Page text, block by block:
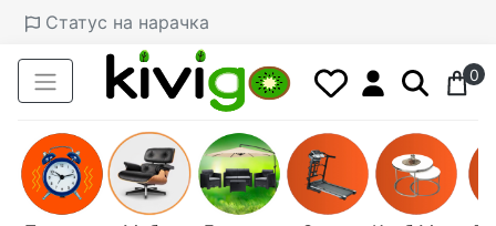
Статус на нарачка
0